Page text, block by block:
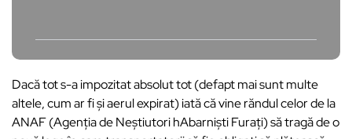
Dacă tot s-a impozitat absolut tot (defapt mai sunt multe
altele, cum ar fi și aerul expirat) iată că vine răndul celor de la
ANAF (Agenția de Neștiutori hAbarniști Furați) să tragă de o